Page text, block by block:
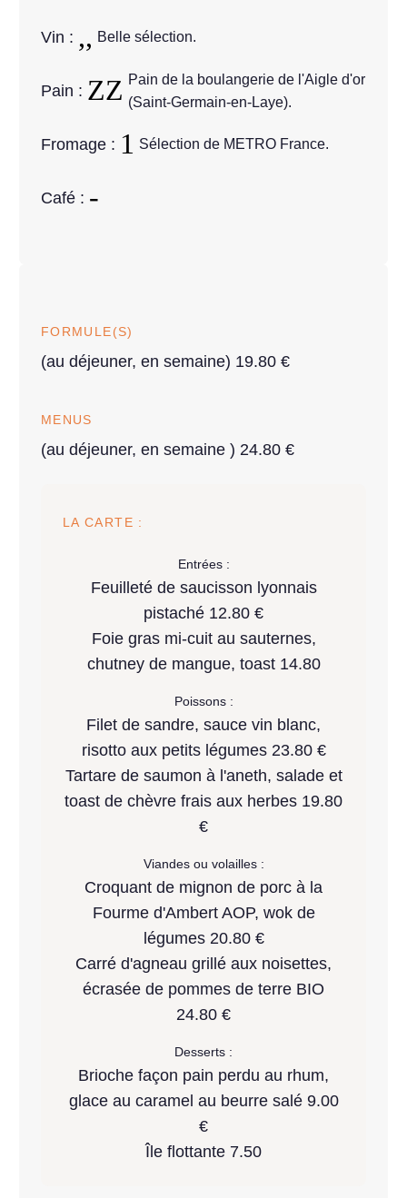
Vin : Belle sélection.
Pain :
Pain de la boulangerie de l'Aigle d'or
(Saint-Germain-en-Laye).
Fromage : Sélection de METRO France.
Café :
FORMULE(S)
(au déjeuner, en semaine) 19.80 €
MENUS
(au déjeuner, en semaine ) 24.80 €
LA CARTE :
Entrées :
Feuilleté de saucisson lyonnais
pistaché 12.80 €
Foie gras mi-cuit au sauternes,
chutney de mangue, toast 14.80
Poissons :
Filet de sandre, sauce vin blanc,
risotto aux petits légumes 23.80 €
Tartare de saumon à l'aneth, salade et
toast de chèvre frais aux herbes 19.80
€
Viandes ou volailles :
Croquant de mignon de porc à la
Fourme d'Ambert AOP, wok de
légumes 20.80 €
Carré d'agneau grillé aux noisettes,
écrasée de pommes de terre BIO
24.80 €
Desserts :
Brioche façon pain perdu au rhum,
glace au caramel au beurre salé 9.00
€
Île flottante 7.50